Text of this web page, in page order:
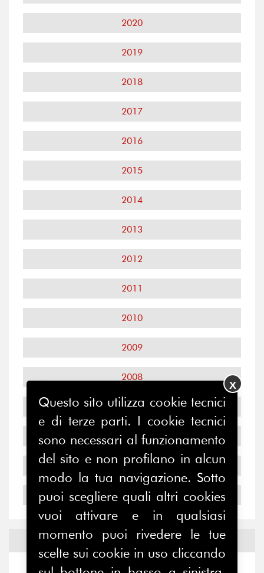
2020
2019
2018
2017
2016
2015
2014
2013
2012
2011
2010
2009
2008
2007
2006
2005
2004
Notizie edEventi
Questo sito utilizza cookie tecnici
e di terze parti. I cookie tecnici
sono necessari al funzionamento
del sito e non profilano in alcun
modo la tua navigazione. Sotto
puoi scegliere quali altri cookies
vuoi attivare e in qualsiasi
momento puoi rivedere le tue
scelte sui cookie in uso cliccando
X